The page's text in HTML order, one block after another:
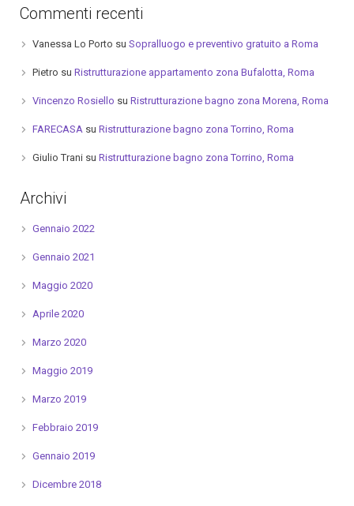
Commenti recenti
Vanessa Lo Porto su Sopralluogo e preventivo gratuito a Roma
Pietro su Ristrutturazione appartamento zona Bufalotta, Roma
Vincenzo Rosiello su Ristrutturazione bagno zona Morena, Roma
FARECASAsu Ristrutturazione bagno zona Torrino, Roma
Giulio Tranisu Ristrutturazione bagno zona Torrino, Roma
Archivi
Gennaio 2022
Gennaio 2021
Maggio 2020
Aprile 2020
Marzo 2020
Maggio 2019
Marzo 2019
Febbraio 2019
Gennaio 2019
Dicembre 2018